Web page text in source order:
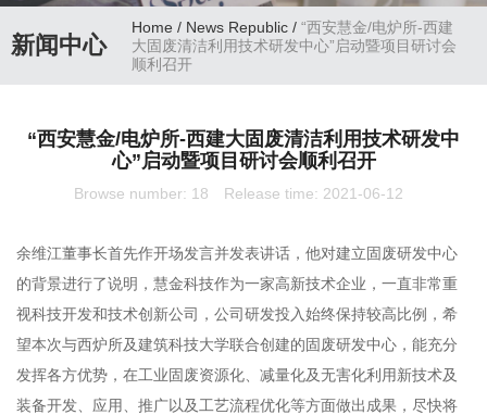
新闻中心
Home/ News Republic /“西安慧金/电炉所-西建
大固废清洁利用技术研发中心”启动暨项目研讨会
顺利召开
“西安慧金/电炉所-西建大固废清洁利用技术研发中
心”启动暨项目研讨会顺利召开
Browse number: 18 Release time: 2021-06-12
余维江董事长首先作开场发言并发表讲话，他对建立固废研发中心
的背景进行了说明，慧金科技作为一家高新技术企业，一直非常重
视科技开发和技术创新公司，公司研发投入始终保持较高比例，希
望本次与西炉所及建筑科技大学联合创建的固废研发中心，能充分
发挥各方优势，在工业固废资源化、减量化及无害化利用新技术及
装备开发、应用、推广以及工艺流程优化等方面做出成果，尽快将